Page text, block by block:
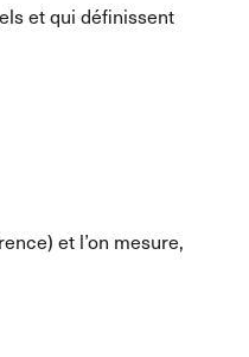
et qui définissent
et l’on mesure,